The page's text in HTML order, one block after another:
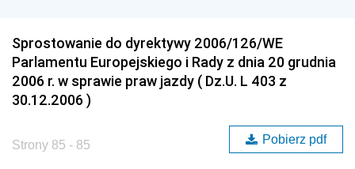
Sprostowanie do dyrektywy 2006/126/WE
Parlamentu Europejskiego i Rady z dnia 20 grudnia
2006 r. w sprawie praw jazdy ( Dz.U. L 403 z
30.12.2006 )
Strony 85 - 85 Pobierz pdf